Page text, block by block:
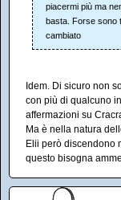
piacermi più ma
basta. Forse sono
cambiato
Idem. Di sicuro non
con più di qualcuno
affermazioni su
Ma è nella natura
Elii però discendono
questo bisogna